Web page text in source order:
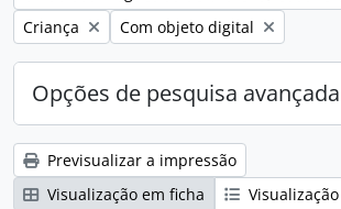
Remover filtro:
Criança Remover filtro:
Com objeto digital
Opções de pesquisa avançada
Previsualizar a impressão
Visualização em ficha